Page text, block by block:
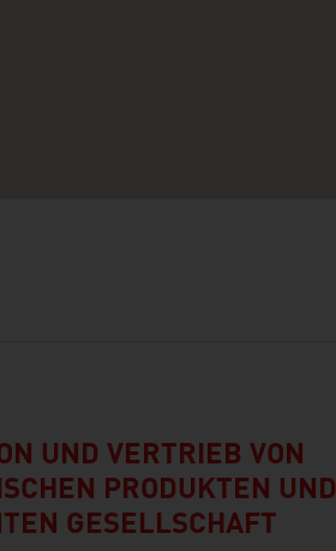
UND VERTRIEB VON
PRODUKTEN UND
GESELLSCHAFT